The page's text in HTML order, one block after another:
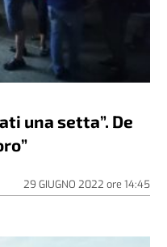
una setta”. De
29 GIUGNO 2022 ore 14:45